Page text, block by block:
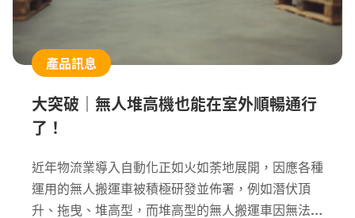
產品訊息
大突破｜無人堆高機也能在室外順暢通行
了！
近年物流業導入自動化正如火如荼地展開，因應各種
運用的無人搬運車被積極研發並佈署，例如潛伏頂
升、拖曳、堆高型，而堆高型的無人搬運車因無法支